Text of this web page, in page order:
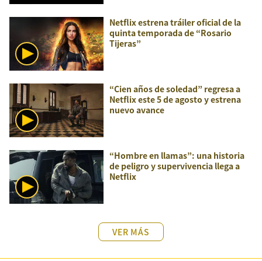
Netflix estrena tráiler oficial de la
quinta temporada de “Rosario
Tijeras”
“Cien años de soledad” regresa a
Netflix este 5 de agosto y estrena
nuevo avance
“Hombre en llamas”: una historia
de peligro y supervivencia llega a
Netflix
VER MÁS